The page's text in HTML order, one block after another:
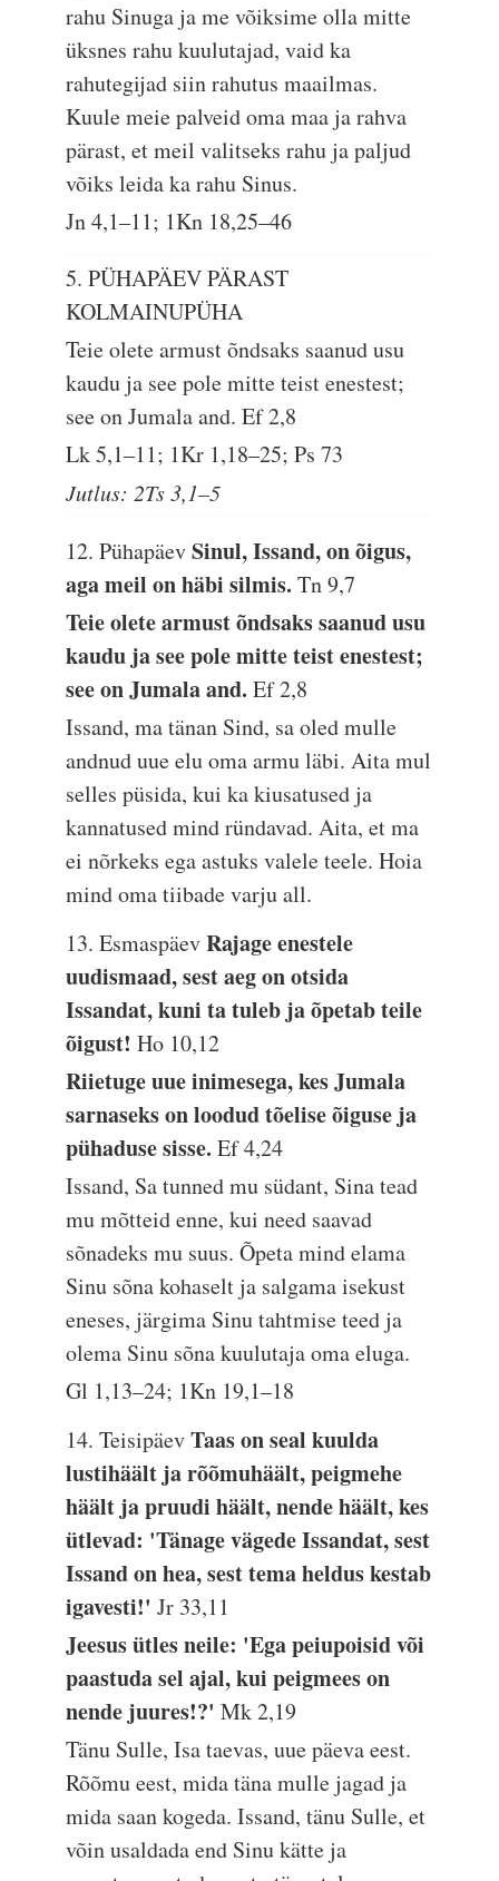
rahu Sinuga ja me võiksime olla mitte
üksnes rahu kuulutajad, vaid ka
rahutegijad siin rahutus maailmas.
Kuule meie palveid oma maa ja rahva
pärast, et meil valitseks rahu ja paljud
võiks leida ka rahu Sinus.
Jn 4,1–11; 1Kn 18,25–46
5. PÜHAPÄEV PÄRAST
KOLMAINUPÜHA
Teie olete armust õndsaks saanud usu
kaudu ja see pole mitte teist enestest;
see on Jumala and.Ef 2,8
Lk 5,1–11; 1Kr 1,18–25; Ps 73
Jutlus: 2Ts 3,1–5
12. PühapäevSinul, Issand, on õigus,
aga meil on häbi silmis.Tn 9,7
Teie olete armust õndsaks saanud usu
kaudu ja see pole mitte teist enestest;
see on Jumala and.Ef 2,8
Issand, ma tänan Sind, sa oled mulle
andnud uue elu oma armu läbi. Aita mul
selles püsida, kui ka kiusatused ja
kannatused mind ründavad. Aita, et ma
ei nõrkeks ega astuks valele teele. Hoia
mind oma tiibade varju all.
13. EsmaspäevRajage enestele
uudismaad, sest aeg on otsida
Issandat, kuni ta tuleb ja õpetab teile
õigust!Ho 10,12
Riietuge uue inimesega, kes Jumala
sarnaseks on loodud tõelise õiguse ja
pühaduse sisse.Ef 4,24
Issand, Sa tunned mu südant, Sina tead
mu mõtteid enne, kui need saavad
sõnadeks mu suus. Õpeta mind elama
Sinu sõna kohaselt ja salgama isekust
eneses, järgima Sinu tahtmise teed ja
olema Sinu sõna kuulutaja oma eluga.
Gl 1,13–24; 1Kn 19,1–18
14. TeisipäevTaas on seal kuulda
lustihäält ja rõõmuhäält, peigmehe
häält ja pruudi häält, nende häält, kes
ütlevad: 'Tänage vägede Issandat, sest
Issand on hea, sest tema heldus kestab
igavesti!'Jr 33,11
Jeesus ütles neile: 'Ega peiupoisid või
paastuda sel ajal, kui peigmees on
nende juures!?'Mk 2,19
Tänu Sulle, Isa taevas, uue päeva eest.
Rõõmu eest, mida täna mulle jagad ja
mida saan kogeda. Issand, tänu Sulle, et
võin usaldada end Sinu kätte ja